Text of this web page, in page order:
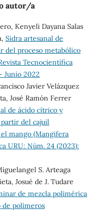
autor/a
Kenyeli Dayana Salas
Sidra artesanal de
del proceso metabólico
Tecnocientífica
Junio 2022
Javier Velázquez
José Ramón Ferrer
de ácido cítrico y
partir del cajuil
mango (Mangifera
URU: Núm. 24 (2023):
S. Arteaga
Josué de J. Tudare
de mezcla polimérica
de polímeros